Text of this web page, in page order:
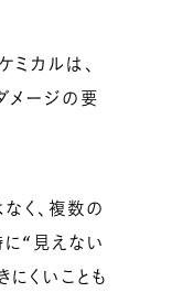
ミカルは、
メージの要
く、複数の
に“見えない
くいことも